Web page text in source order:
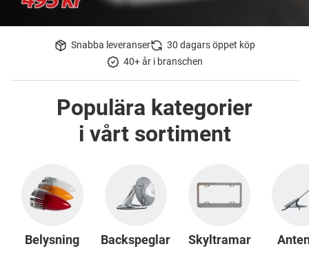
Snabba leveranser
30 dagars öppet köp
40+ år i branschen
Populära kategorier
i vårt sortiment
Belysning Backspeglar Skyltramar